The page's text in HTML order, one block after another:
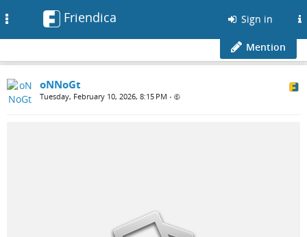
Friendica Sign in
Mention
oNNoGt
Tuesday, February 10, 2026, 8:15 PM •